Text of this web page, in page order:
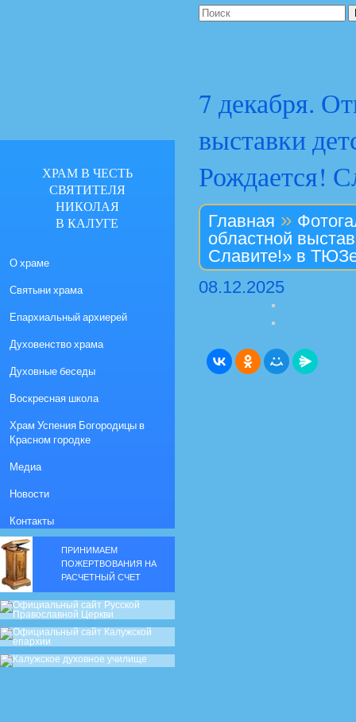
7 декабря.
выставки
Рождается!
Главная »
областной
Славите!» в
08.12.2025
ХРАМ В ЧЕСТЬ
СВЯТИТЕЛЯ
НИКОЛАЯ
В КАЛУГЕ
О храме
Святыни храма
Епархиальный архиерей
Духовенство храма
Духовные беседы
Воскресная школа
Храм Успения Богородицы в
Красном городке
Медиа
Новости
Контакты
ПРИНИМАЕМ
ПОЖЕРТВОВАНИЯ НА
РАСЧЕТНЫЙ СЧЕТ